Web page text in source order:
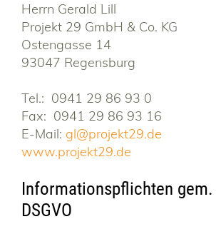
Herrn Gerald Lill
Projekt 29 GmbH & Co. KG
Ostengasse 14
93047 Regensburg
Tel.: 0941 29 86 93 0
Fax: 0941 29 86 93 16
E-Mail: gl@projekt29.de
www.projekt29.de
Informationspflichten
DSGVO